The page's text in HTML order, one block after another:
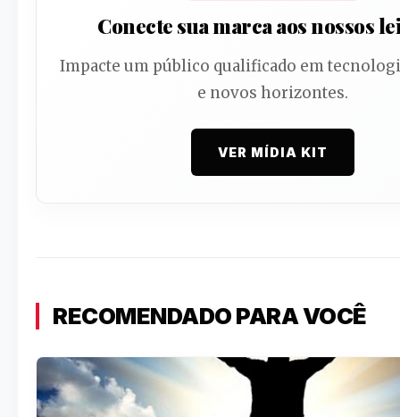
Conecte sua marca aos nossos
Impacte um público qualificado em
e novos horizontes.
VER MÍDIA KIT
RECOMENDADO PARA VOCÊ